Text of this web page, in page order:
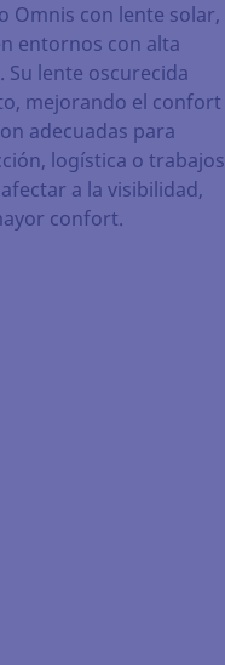
Omnis con lente solar,
entornos con alta
lente oscurecida
mejorando el confort
adecuadas para
logística o trabajos
a la visibilidad,
confort.